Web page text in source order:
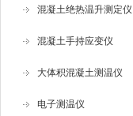
混凝土绝热温升测定仪
混凝土手持应变仪
大体积混凝土测温仪
电子测温仪